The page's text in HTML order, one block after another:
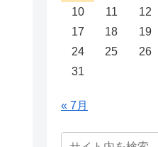
10
11 12
17
18 19
24
25 26
31
« 7月